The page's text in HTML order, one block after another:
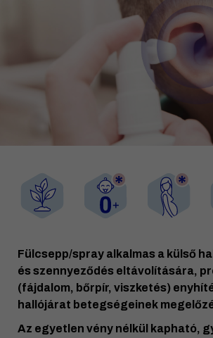
Fülcsepp/spray alkalmas a külső
és szennyeződés eltávolítására,
(fájdalom, bőrpír, viszketés)
hallójárat betegségeinek
Az egyetlen vény nélkül kapható,